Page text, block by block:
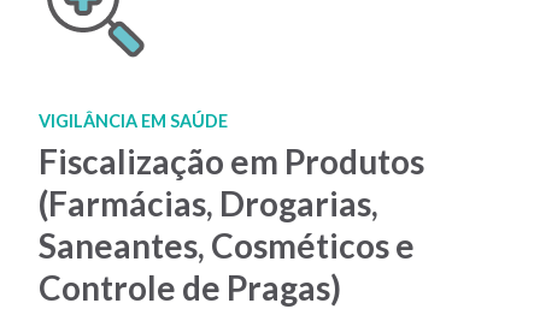
VIGILÂNCIA EM SAÚDE
Fiscalização em Produtos
(Farmácias, Drogarias,
Saneantes, Cosméticos e
Controle de Pragas)